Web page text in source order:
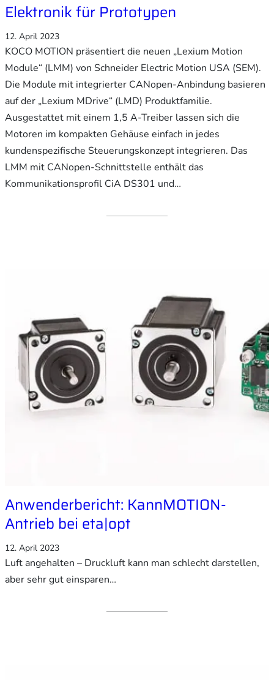
Elektronik für Prototypen
12. April 2023
KOCO MOTION präsentiert die neuen „Lexium Motion
Module“ (LMM) von Schneider Electric Motion USA (SEM).
Die Module mit integrierter CANopen-Anbindung basieren
auf der „Lexium MDrive“ (LMD) Produktfamilie.
Ausgestattet mit einem 1,5 A-Treiber lassen sich die
Motoren im kompakten Gehäuse einfach in jedes
kundenspezifische Steuerungskonzept integrieren. Das
LMM mit CANopen-Schnittstelle enthält das
Kommunikationsprofil CiA DS301 und…
Anwenderbericht: KannMOTION-
Antrieb bei eta|opt
12. April 2023
Luft angehalten – Druckluft kann man schlecht darstellen,
aber sehr gut einsparen…